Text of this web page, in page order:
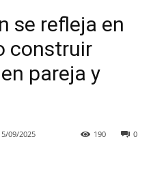
se refleja en
construir
pareja y
09/2025 0
190